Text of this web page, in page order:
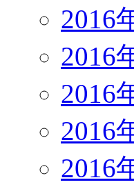
2016
2016
2016
2016
2016